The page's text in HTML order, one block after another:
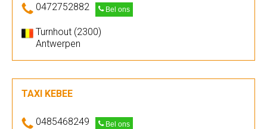
0472752882 Bel ons
Turnhout (2300)
Antwerpen
TAXI KEBEE
0485468249 Bel ons